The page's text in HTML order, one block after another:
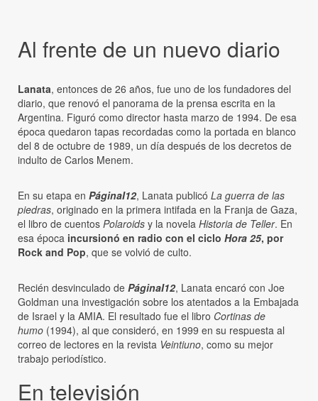
Al frente de un nuevo diario
Lanata, entonces de 26 años, fue uno de los fundadores del
diario, que renovó el panorama de la prensa escrita en la
Argentina. Figuró como director hasta marzo de 1994. De esa
época quedaron tapas recordadas como la portada en blanco
del 8 de octubre de 1989, un día después de los decretos de
indulto de Carlos Menem.
En su etapa en PáginaI12, Lanata publicó La guerra de las
piedras, originado en la primera intifada en la Franja de Gaza,
el libro de cuentos Polaroids y la novela Historia de Teller. En
esa época incursionó en radio con el ciclo Hora 25, por
Rock and Pop, que se volvió de culto.
Recién desvinculado de PáginaI12, Lanata encaró con Joe
Goldman una investigación sobre los atentados a la Embajada
de Israel y la AMIA. El resultado fue el libro Cortinas de
humo (1994), al que consideró, en 1999 en su respuesta al
correo de lectores en la revista Veintiuno, como su mejor
trabajo periodístico.
En televisión